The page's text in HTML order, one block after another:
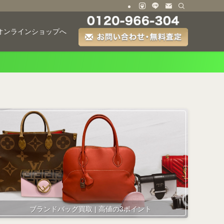
ンラインショップへ
ブランドバッグ買取 | 高値の3ポイント